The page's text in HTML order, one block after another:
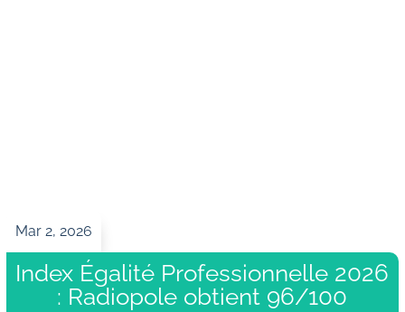
Mar 2, 2026
Index Égalité Professionnelle 2026
: Radiopole obtient 96/100